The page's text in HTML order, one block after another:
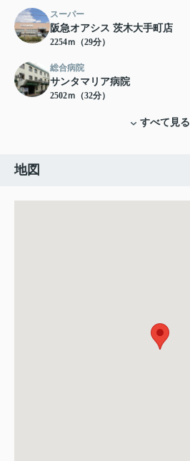
スーパー
阪急オアシス 茨木大手町店
2254ｍ（29分）
総合病院
サンタマリア病院
2502ｍ（32分）
すべて見る
地図